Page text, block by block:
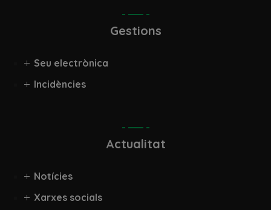
Gestions
Seu electrònica
Incidències
Actualitat
Notícies
Xarxes socials